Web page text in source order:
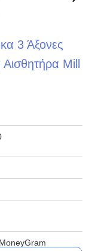
3 Άξονες
Mill